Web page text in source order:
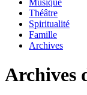
contenu
Théâtre
Spiritualité
Famille
Archives
Archives